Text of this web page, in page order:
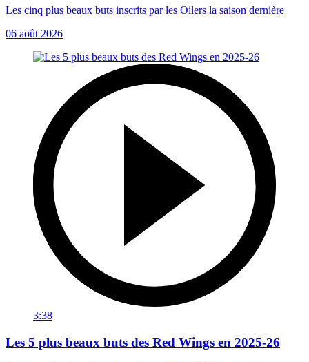
Les cinq plus beaux buts inscrits par les Oilers la saison dernière
06 août 2026
3:38
Les 5 plus beaux buts des Red Wings en 2025-26